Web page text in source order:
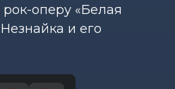
оперу «Белая
и его